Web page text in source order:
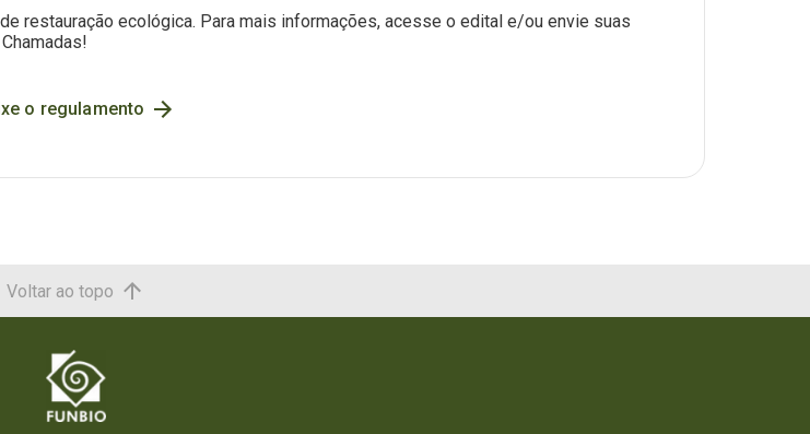
restauração ecológica. Para mais informações, acesse o edital e/ou envie suas
o regulamento
Voltar ao topo